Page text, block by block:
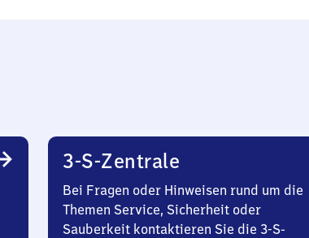
3-S-Zentrale
Bei Fragen oder Hinweisen rund um die
Themen Service, Sicherheit oder
Sauberkeit kontaktieren Sie die 3-S-